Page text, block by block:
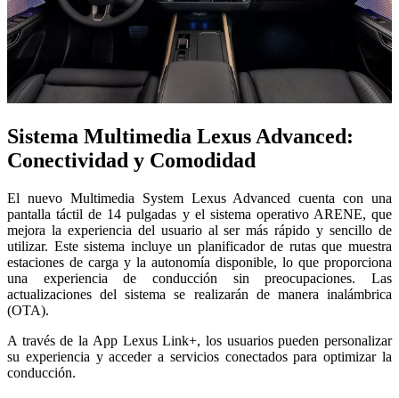
Sistema Multimedia Lexus Advanced:
Conectividad y Comodidad
El nuevo Multimedia System Lexus Advanced cuenta con una
pantalla táctil de 14 pulgadas y el sistema operativo ARENE, que
mejora la experiencia del usuario al ser más rápido y sencillo de
utilizar. Este sistema incluye un planificador de rutas que muestra
estaciones de carga y la autonomía disponible, lo que proporciona
una experiencia de conducción sin preocupaciones. Las
actualizaciones del sistema se realizarán de manera inalámbrica
(OTA).
A través de la App Lexus Link+, los usuarios pueden personalizar
su experiencia y acceder a servicios conectados para optimizar la
conducción.